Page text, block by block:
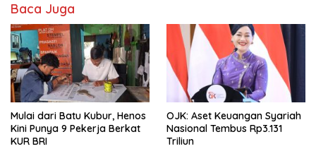
Baca Juga
Mulai dari Batu Kubur, Henos
Kini Punya 9 Pekerja Berkat
KUR BRI
OJK: Aset Keuangan Syariah
Nasional Tembus Rp3.131
Triliun